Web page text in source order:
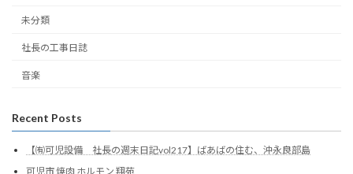
未分類
社長の工事日誌
音楽
Recent Posts
【㈲可児設備 社長の週末日記vol217】ばあばの住む、沖永良部島
可児市 焼肉 ホルモン 翔苑